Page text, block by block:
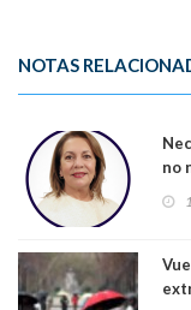
NOTAS
no